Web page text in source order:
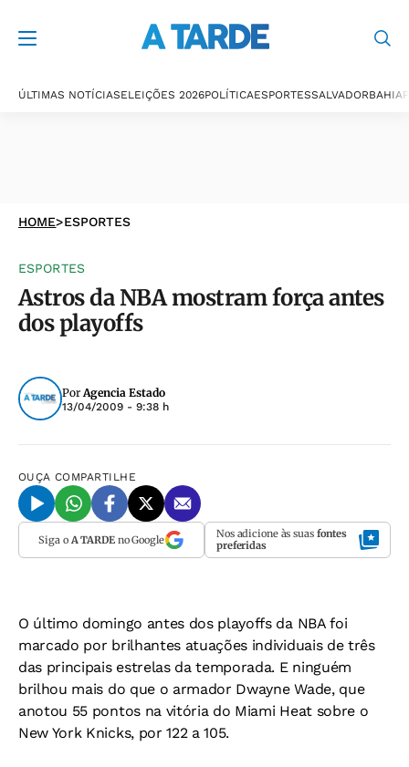
ÚLTIMAS NOTÍCIASELEIÇÕES 2026POLÍTICAESPORTESSALVADORBAHIA
HOME>ESPORTES
ESPORTES
Astros da NBA mostram força antes
dos playoffs
PorAgencia Estado
13/04/2009 - 9:38 h
OUÇA COMPARTILHE
Siga o A TARDEno Google Nos adicione às suas fontes
preferidas
O último domingo antes dos playoffs da NBA foi
marcado por brilhantes atuações individuais de três
das principais estrelas da temporada. E ninguém
brilhou mais do que o armador Dwayne Wade, que
anotou 55 pontos na vitória do Miami Heat sobre o
New York Knicks, por 122 a 105.